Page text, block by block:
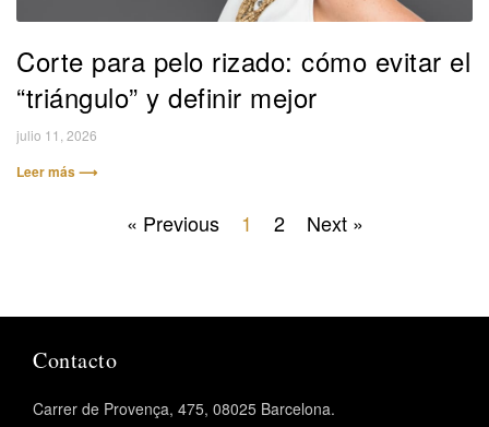
Corte para pelo rizado: cómo evitar el
“triángulo” y definir mejor
julio 11, 2026
Leer más ⟶
« Previous 1 2 Next »
Contacto
Carrer de Provença, 475, 08025 Barcelona.